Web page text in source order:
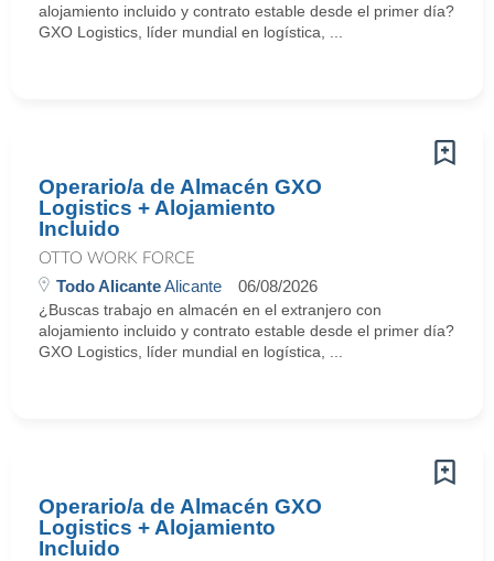
alojamiento incluido y contrato estable desde el primer día?
GXO Logistics, líder mundial en logística, ...
Operario/a de Almacén GXO
Logistics + Alojamiento
Incluido
OTTO WORK FORCE
Todo AlicanteAlicante 06/08/2026
¿Buscas trabajo en almacén en el extranjero con
alojamiento incluido y contrato estable desde el primer día?
GXO Logistics, líder mundial en logística, ...
Operario/a de Almacén GXO
Logistics + Alojamiento
Incluido